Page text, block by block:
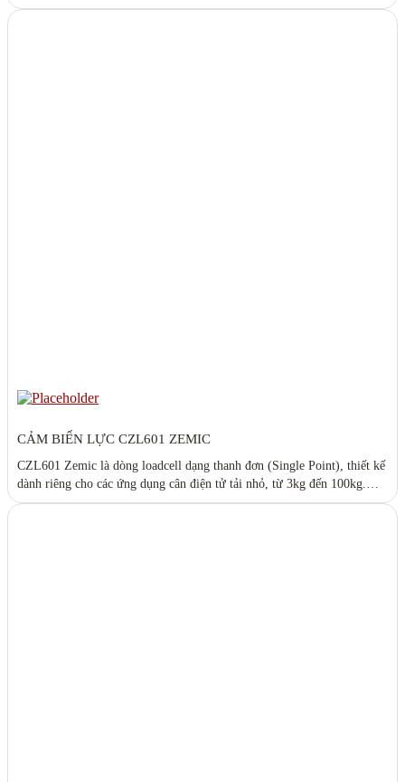
OIML R60 C3. Dòng loadcell chuyên dụng chotrạm cân xe tải 40T –
CẢM BIẾN LỰC CZL601 ZEMIC
CZL601 Zemic là dòng loadcell dạng thanh đơn (Single Point), thiết kế
dành riêng cho các ứng dụng cân điện tử tải nhỏ, từ 3kg đến 100kg.
Với độ chính xác cao, kích thước nhỏ gọn và vật liệu hợp kim nhôm,